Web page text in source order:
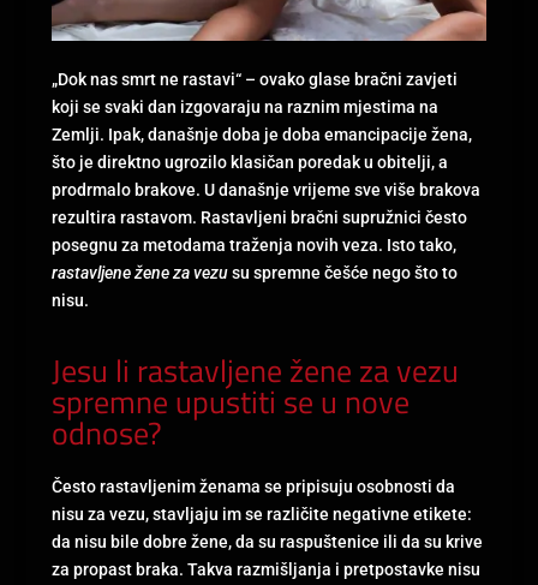
„Dok nas smrt ne rastavi“ – ovako glase bračni zavjeti
koji se svaki dan izgovaraju na raznim mjestima na
Zemlji. Ipak, današnje doba je doba emancipacije žena,
što je direktno ugrozilo klasičan poredak u obitelji, a
prodrmalo brakove. U današnje vrijeme sve više brakova
rezultira rastavom. Rastavljeni bračni supružnici često
posegnu za metodama traženja novih veza. Isto tako,
rastavljene žene za vezusu spremne češće nego što to
nisu.
Jesu li rastavljene žene za vezu
spremne upustiti se u nove
odnose?
Često rastavljenim ženama se pripisuju osobnosti da
nisu za vezu, stavljaju im se različite negativne etikete:
da nisu bile dobre žene, da su raspuštenice ili da su krive
za propast braka. Takva razmišljanja i pretpostavke nisu